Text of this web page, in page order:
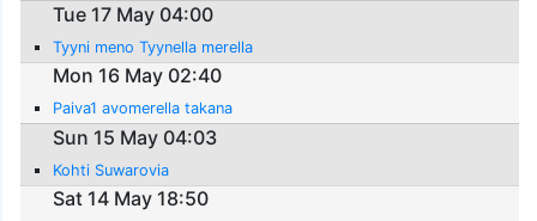
Tue 17 May 04:00
Tyyni meno Tyynella merella
Mon 16 May 02:40
Paiva1 avomerella takana
Sun 15 May 04:03
Kohti Suwarovia
Sat 14 May 18:50